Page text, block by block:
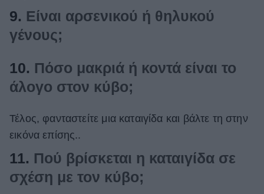
9. Είναι αρσενικού ή θηλυκού
γένους;
10. Πόσο μακριά ή κοντά είναι το
άλογο στον κύβο;
Τέλος, φανταστείτε μια καταιγίδα και βάλτε τη στην
εικόνα επίσης..
11. Πού βρίσκεται η καταιγίδα σε
σχέση με τον κύβο;